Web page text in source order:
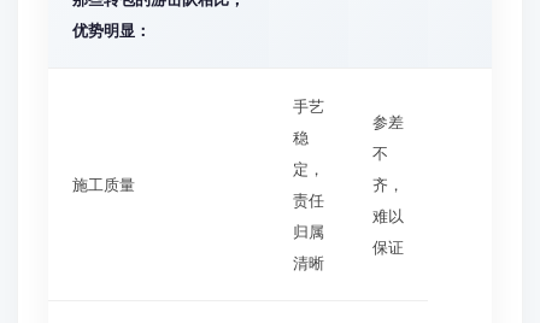
优势明显：
施工质量
手艺
稳
定，
责任
归属
清晰
参差
不
齐，
难以
保证